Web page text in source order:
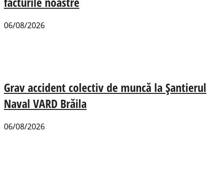
06/08/2026
Grav accident colectiv de muncă la Șantierul
Naval VARD Brăila
06/08/2026